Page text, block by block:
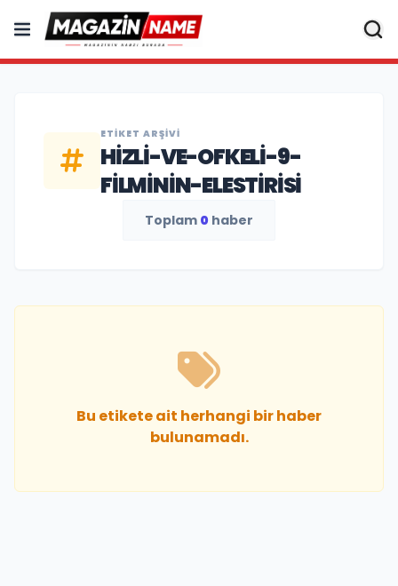
ETIKET ARŞIVI
HIZLI-VE-OFKELI-9-
FILMININ-ELESTIRISI
Toplam 0 haber
Bu etikete ait herhangi bir haber
bulunamadı.